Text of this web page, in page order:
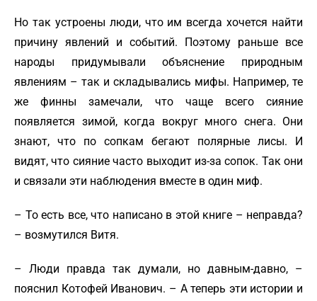
Но так устроены люди, что им всегда хочется найти
причину явлений и событий. Поэтому раньше все
народы придумывали объяснение природным
явлениям – так и складывались мифы. Например, те
же финны замечали, что чаще всего сияние
появляется зимой, когда вокруг много снега. Они
знают, что по сопкам бегают полярные лисы. И
видят, что сияние часто выходит из-за сопок. Так они
и связали эти наблюдения вместе в один миф.
– То есть все, что написано в этой книге – неправда?
– возмутился Витя.
– Люди правда так думали, но давным-давно, –
пояснил Котофей Иванович. – А теперь эти истории и